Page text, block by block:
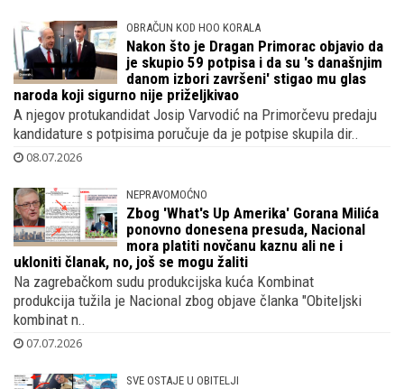
OBRAČUN KOD HOO KORALA
Nakon što je Dragan Primorac objavio da
je skupio 59 potpisa i da su 's današnjim
danom izbori završeni' stigao mu glas
naroda koji sigurno nije priželjkivao
A njegov protukandidat Josip Varvodić na Primorčevu predaju
kandidature s potpisima poručuje da je potpise skupila dir..
08.07.2026
NEPRAVOMOĆNO
Zbog 'What's Up Amerika' Gorana Milića
ponovno donesena presuda, Nacional
mora platiti novčanu kaznu ali ne i
ukloniti članak, no, još se mogu žaliti
Na zagrebačkom sudu produkcijska kuća Kombinat
produkcija tužila je Nacional zbog objave članka "Obiteljski
kombinat n..
07.07.2026
SVE OSTAJE U OBITELJI